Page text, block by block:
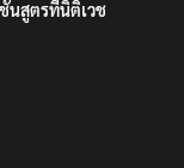
นสูตรที่นิติเวช